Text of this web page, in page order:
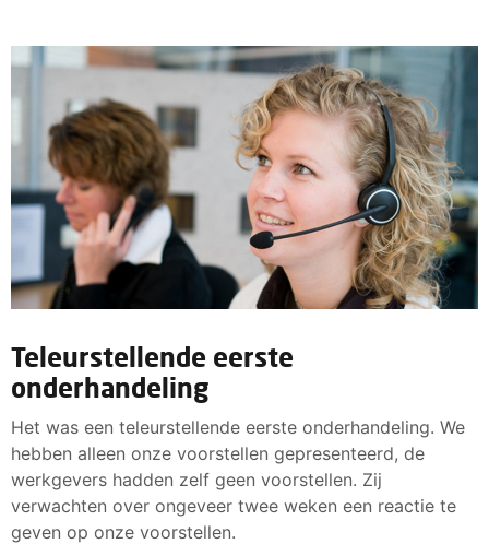
Teleurstellende eerste
onderhandeling
Het was een teleurstellende eerste onderhandeling. We
hebben alleen onze voorstellen gepresenteerd, de
werkgevers hadden zelf geen voorstellen. Zij
verwachten over ongeveer twee weken een reactie te
geven op onze voorstellen.